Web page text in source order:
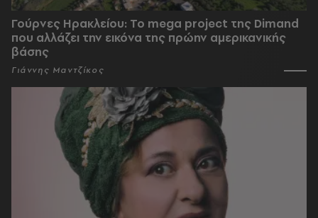
Γούρνες Ηρακλείου: To mega project της Dimand
που αλλάζει την εικόνα της πρώην αμερικανικής
βάσης
Γιάννης Μαντζίκος